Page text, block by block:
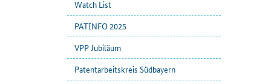
Watch List
PATINFO 2025
VPP Jubiläum
Patentarbeitskreis Südbayern